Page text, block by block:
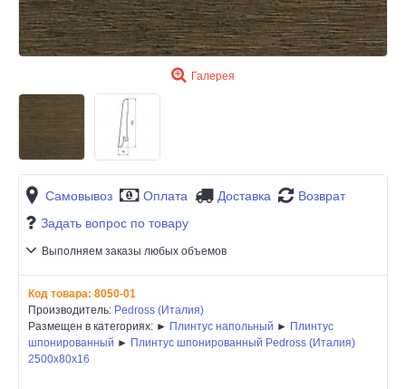
Галерея
Самовывоз Оплата Доставка
Возврат
Задать вопрос по товару
Выполняем заказы любых объемов
Код товара: 8050-01
Производитель: Pedross (Италия)
Размещен в категориях: ► Плинтус напольный ► Плинтус
шпонированный ► Плинтус шпонированный Pedross (Италия)
2500х80х16